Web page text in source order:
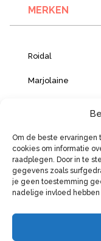
Om de beste
cookies om informatie
raadplegen. Door in te
gegevens zoals
je geen toestemming
nadelige invloed
MERKEN
Roidal
Marjolaine